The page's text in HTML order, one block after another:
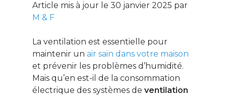
Article mis à jour le 30 janvier 2025 par
M & F
La ventilation est essentielle pour
maintenir un air sain dans votre maison
et prévenir les problèmes d’humidité.
Mais qu’en est-il de la consommation
électrique des systèmes de ventilation